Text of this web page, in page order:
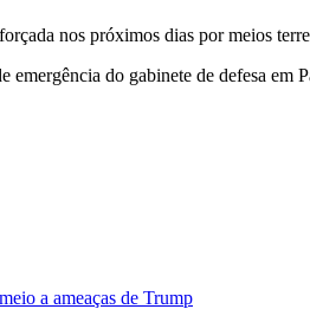
nos próximos dias por meios
do gabinete de defesa
a ameaças de Trump